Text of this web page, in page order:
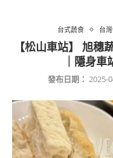
台式蔬食 台
【松山車站】 旭穗
｜隱身
發布日期： 2025-